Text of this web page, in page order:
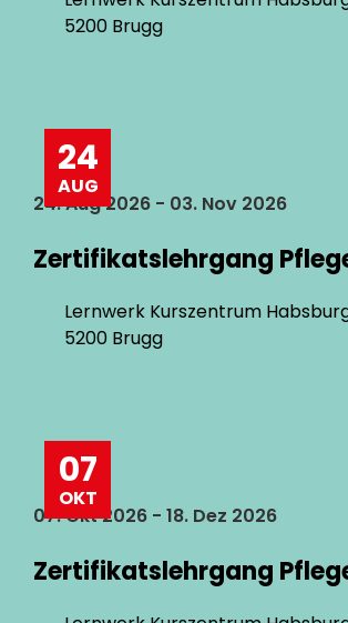
5200 Brugg
24
AUG
24. Aug 2026 - 03. Nov 2026
Zertifikatslehrgang
Lernwerk Kurszentrum
5200 Brugg
07
OKT
07. Okt 2026 - 18. Dez 2026
Zertifikatslehrgang